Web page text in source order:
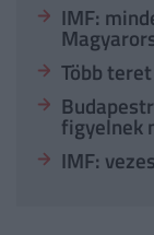
IMF:
Több
figyelnek
IMF: